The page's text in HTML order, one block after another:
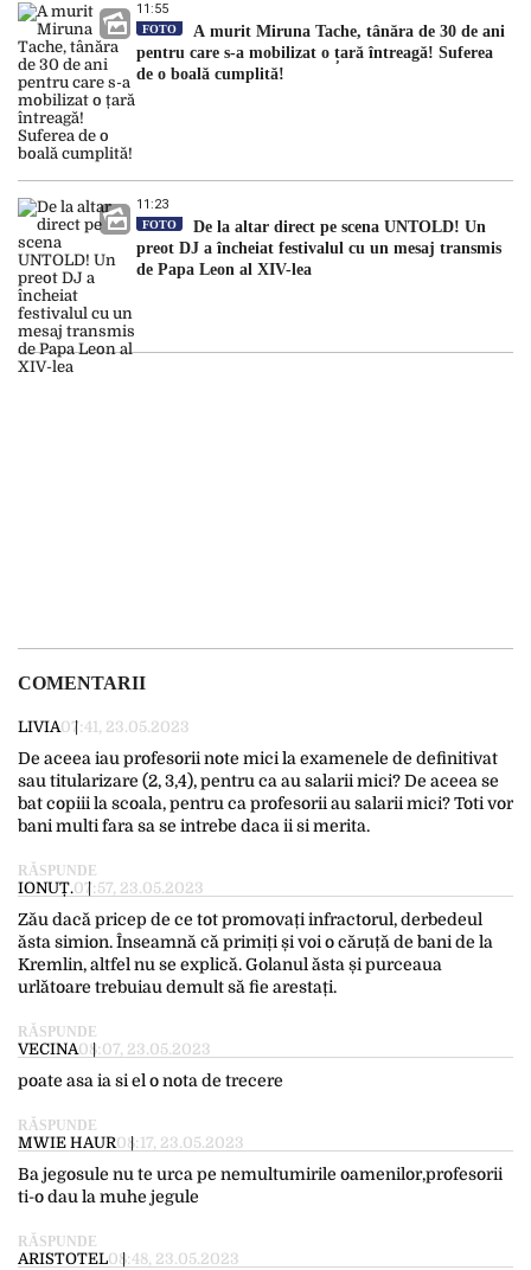
11:55
FOTO
A murit Miruna Tache, tânăra de 30 de ani
pentru care s-a mobilizat o țară întreagă! Suferea
de o boală cumplită!
11:23
FOTO
De la altar direct pe scena UNTOLD! Un
preot DJ a încheiat festivalul cu un mesaj transmis
de Papa Leon al XIV-lea
COMENTARII
LIVIA07:41, 23.05.2023
De aceea iau profesorii note mici la examenele de definitivat
sau titularizare (2, 3,4), pentru ca au salarii mici? De aceea se
bat copiii la scoala, pentru ca profesorii au salarii mici? Toti vor
bani multi fara sa se intrebe daca ii si merita.
RĂSPUNDE
IONUȚ.07:57, 23.05.2023
Zău dacă pricep de ce tot promovați infractorul, derbedeul
ăsta simion. Înseamnă că primiți și voi o căruță de bani de la
Kremlin, altfel nu se explică. Golanul ăsta și purceaua
urlătoare trebuiau demult să fie arestați.
RĂSPUNDE
VECINA08:07, 23.05.2023
poate asa ia si el o nota de trecere
RĂSPUNDE
MWIE HAUR08:17, 23.05.2023
Ba jegosule nu te urca pe nemultumirile oamenilor,profesorii
ti-o dau la muhe jegule
RĂSPUNDE
ARISTOTEL08:48, 23.05.2023